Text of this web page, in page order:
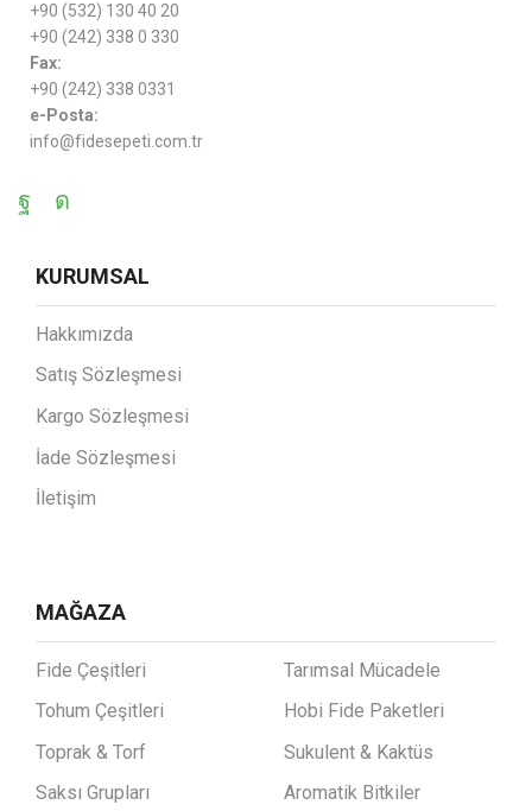
+90 (532) 130 40 20
+90 (242) 338 0 330
Fax:
+90 (242) 338 0331
e-Posta:
info@fidesepeti.com.tr
KURUMSAL
Hakkımızda
Satış Sözleşmesi
Kargo Sözleşmesi
İade Sözleşmesi
İletişim
MAĞAZA
Fide Çeşitleri
Tohum Çeşitleri
Toprak & Torf
Saksı Grupları
Tarımsal Mücadele
Hobi Fide Paketleri
Sukulent & Kaktüs
Aromatik Bitkiler